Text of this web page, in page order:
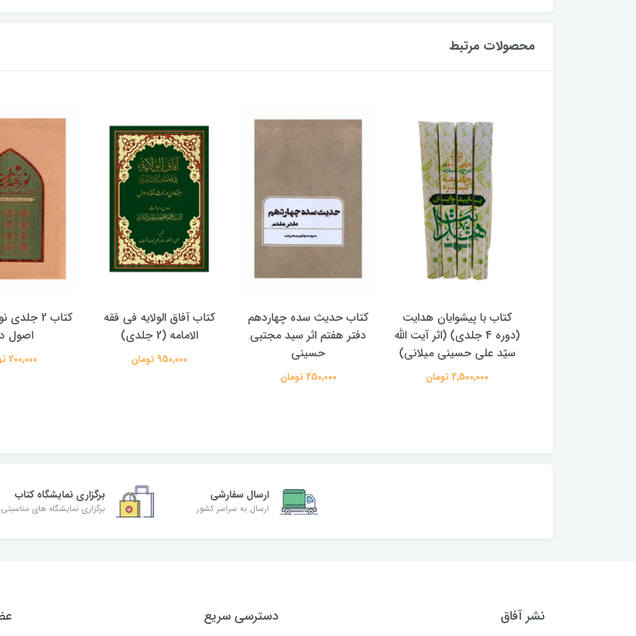
محصولات مرتبط
کتاب حدیث سده چهاردهم
دفتر هفتم اثر سید مجتبی
حسینی
250,000 تومان
کتاب آفاق الولایه فی فقه
الامامه (2 جلدی)
950,000 تومان
کتاب 2 جلدی نور هدایت در
اصول دین
200,000 تومان
کتاب پویش
علیرضا
350,000 تومان
ارسال سفارشی
ارسال به سراسر کشور
برگزاری نمایشگاه کتاب
برگزاری نمایشگاه های مناسبتی
نشر آفاق دسترسی سریع